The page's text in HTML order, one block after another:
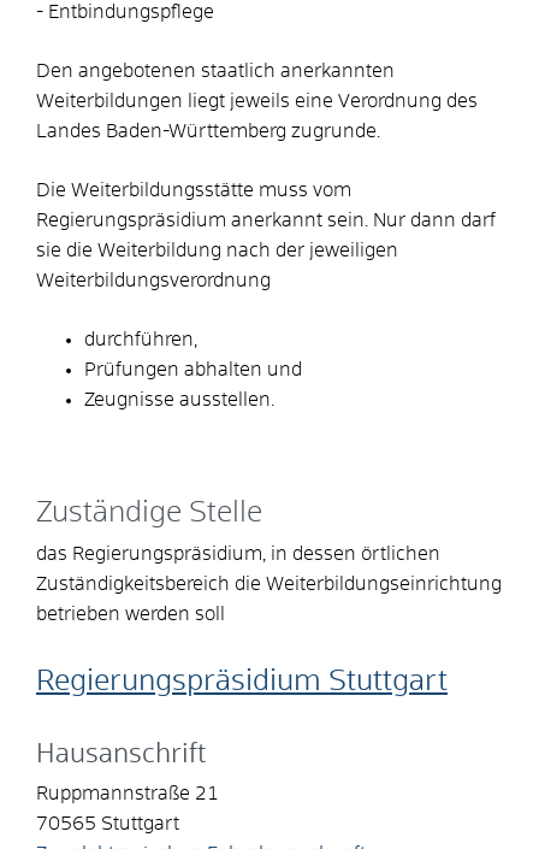
- Entbindungspflege
Den angebotenen staatlich anerkannten
Weiterbildungen liegt jeweils eine Verordnung des
Landes Baden-Württemberg zugrunde.
Die Weiterbildungsstätte muss vom
Regierungspräsidium anerkannt sein. Nur dann darf
sie die Weiterbildung nach der jeweiligen
Weiterbildungsverordnung
durchführen,
Prüfungen abhalten und
Zeugnisse ausstellen.
Zuständige Stelle
das Regierungspräsidium, in dessen örtlichen
Zuständigkeitsbereich die Weiterbildungseinrichtung
betrieben werden soll
Regierungspräsidium Stuttgart
Hausanschrift
Ruppmannstraße 21
70565 Stuttgart